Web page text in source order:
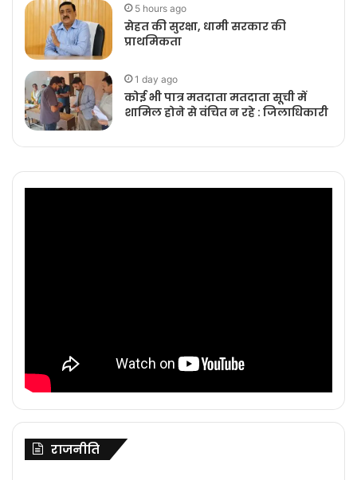
5 hours ago
सेहत की सुरक्षा, धामी सरकार की
प्राथमिकता
1 day ago
कोई भी पात्र मतदाता मतदाता सूची में
शामिल होने से वंचित न रहे : जिलाधिकारी
राजनीति